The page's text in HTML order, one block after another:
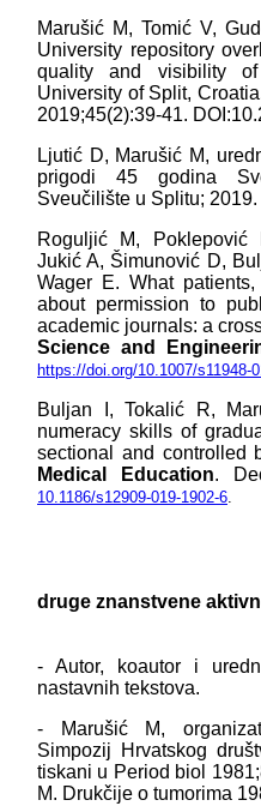
Marušić M, Tomić V,
University repository
quality and visibility
University of Split,
2019;45(2):39-41.
Ljutić D, Marušić M,
prigodi 45 godina
Sveučilište u Splitu; 2019.
Roguljić M, Poklepović
Jukić A, Šimunović D,
Wager E. What
about permission to
academic journals: a
Science and
https://doi.org/10.1007/s11948-
Buljan I, Tokalić R,
numeracy skills of
sectional and controlled
Medical Education.
10.1186/s12909-019-1902-6.
druge znanstvene
- Autor, koautor i
nastavnih tekstova.
- Marušić M,
Simpozij Hrvatskog
tiskani u Period biol
M. Drukčije o tumorima